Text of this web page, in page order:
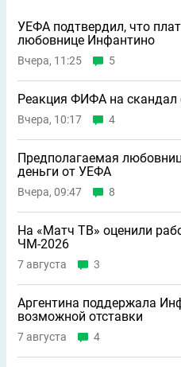
УЕФА подтвердил, что
любовнице Инфантино
Вчера, 11:25 5
Реакция ФИФА на
Вчера, 10:17 4
Предполагаемая
деньги от УЕФА
Вчера, 09:47 8
На «Матч ТВ» оценили
ЧМ-2026
7 августа 3
Аргентина поддержала
возможной отставки
7 августа 4